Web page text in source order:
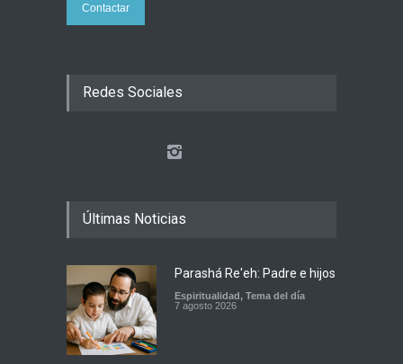
Contactar
Redes Sociales
Últimas Noticias
Parashá Re'eh: Padre e hijos
Espiritualidad, Tema del día
7 agosto 2026